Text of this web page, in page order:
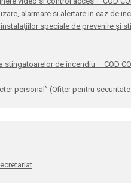
alarmare si alertare in caz de
speciale de prevenire şi
de incendiu – COD
personal” (Ofițer pentru